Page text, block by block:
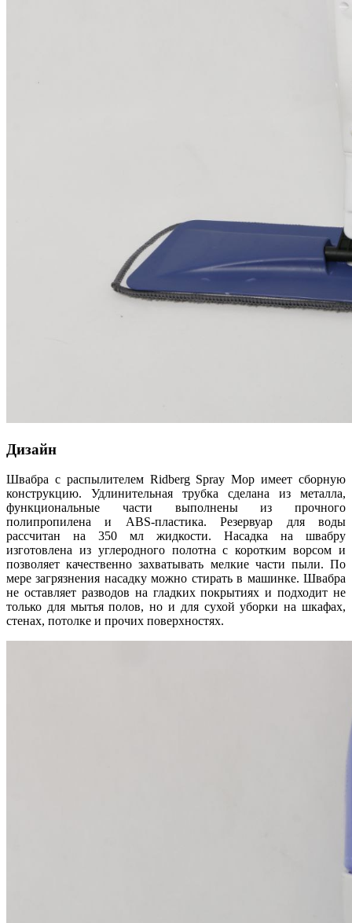
Дизайн
Швабра с распылителем Ridberg Spray Mop имеет сборную
конструкцию. Удлинительная трубка сделана из металла,
функциональные части выполнены из прочного
полипропилена и ABS-пластика. Резервуар для воды
рассчитан на 350 мл жидкости. Насадка на швабру
изготовлена из углеродного полотна с коротким ворсом и
позволяет качественно захватывать мелкие части пыли. По
мере загрязнения насадку можно стирать в машинке. Швабра
не оставляет разводов на гладких покрытиях и подходит не
только для мытья полов, но и для сухой уборки на шкафах,
стенах, потолке и прочих поверхностях.